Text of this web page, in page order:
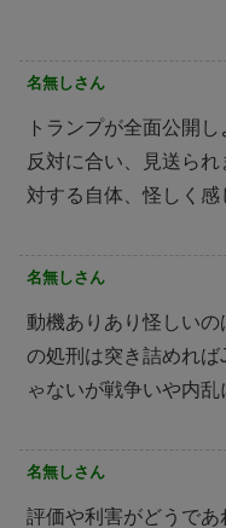
名無しさん
トランプが全面公開
反対に合い、見送ら
対する自体、怪しく感
名無しさん
動機ありあり怪しい
の処刑は突き詰めれ
ゃないが戦争いや内乱
名無しさん
評価や利害がどうで